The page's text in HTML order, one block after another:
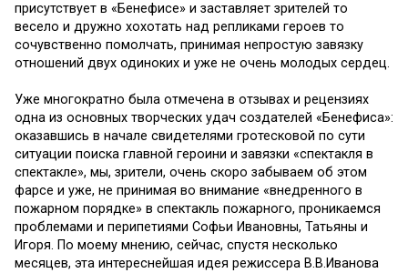
присутствует в «Бенефисе» и заставляет зрителей то
весело и дружно хохотать над репликами героев то
сочувственно помолчать, принимая непростую завязку
отношений двух одиноких и уже не очень молодых сердец.
Уже многократно была отмечена в отзывах и рецензиях
одна из основных творческих удач создателей «Бенефиса»:
оказавшись в начале свидетелями гротесковой по сути
ситуации поиска главной героини и завязки «спектакля в
спектакле», мы, зрители, очень скоро забываем об этом
фарсе и уже, не принимая во внимание «внедренного в
пожарном порядке» в спектакль пожарного, проникаемся
проблемами и перипетиями Софьи Ивановны, Татьяны и
Игоря. По моему мнению, сейчас, спустя несколько
месяцев, эта интереснейшая идея режиссера В.В.Иванова